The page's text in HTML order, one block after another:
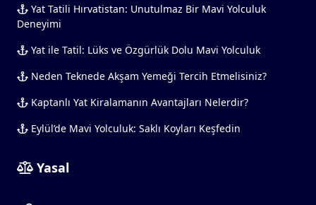
Yat Tatili Hırvatistan: Unutulmaz Bir Mavi Yolculuk
Deneyimi
Yat ile Tatil: Lüks ve Özgürlük Dolu Mavi Yolculuk
Neden Teknede Akşam Yemeği Tercih Etmelisiniz?
Kaptanlı Yat Kiralamanın Avantajları Nelerdir?
Eylül’de Mavi Yolculuk: Saklı Koyları Keşfedin
Yasal